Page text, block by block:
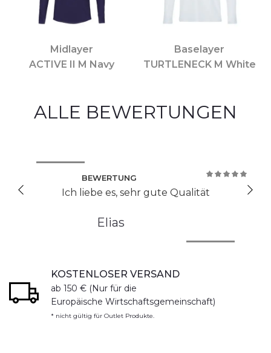
Midlayer
ACTIVE II M Navy
Baselayer
TURTLENECK M White
ALLE BEWERTUNGEN
BEWERTUNG 100%
Ich liebe es, sehr gute Qualität
Elias
KOSTENLOSER VERSAND
ab 150 € (Nur für die
Europäische Wirtschaftsgemeinschaft)
* nicht gültig für Outlet Produkte.